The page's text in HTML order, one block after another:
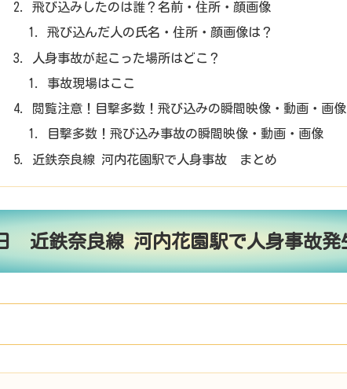
飛び込みしたのは誰？名前・住所・顔画像
飛び込んだ人の氏名・住所・顔画像は？
人身事故が起こった場所はどこ？
事故現場はここ
閲覧注意！目撃多数！飛び込みの瞬間映像・動画・画像
目撃多数！飛び込み事故の瞬間映像・動画・画像
近鉄奈良線 河内花園駅で人身事故 まとめ
近鉄奈良線 河内花園駅で人身事故発